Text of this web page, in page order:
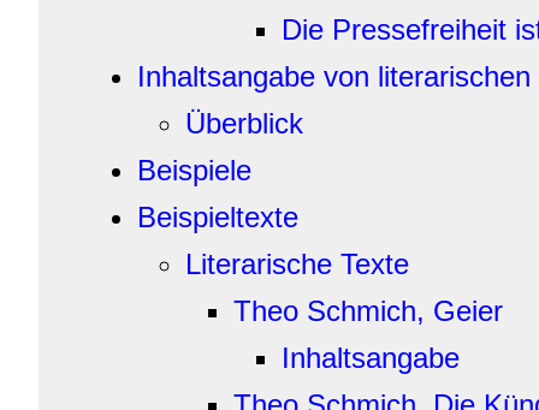
Die Pressefreiheit
Inhaltsangabe von literarischen
Überblick
Beispiele
Beispieltexte
Literarische Texte
Theo Schmich, Geier
Inhaltsangabe